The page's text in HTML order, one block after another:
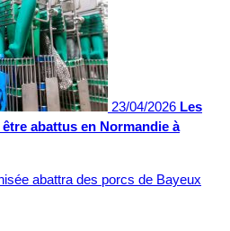
23/04/2026 Les
abattus en Normandie à
abattra des porcs de Bayeux